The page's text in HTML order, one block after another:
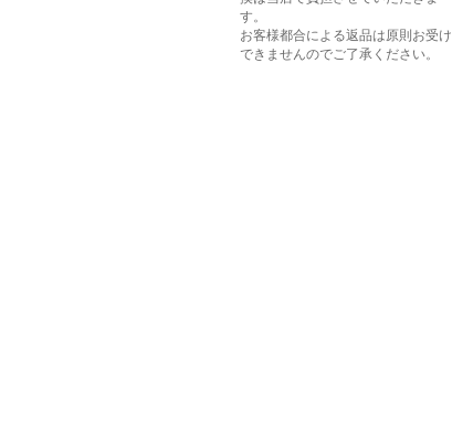
す。
お客様都合による返品は原則お受け
できませんのでご了承ください。